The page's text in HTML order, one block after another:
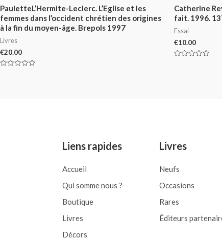
PauletteL’Hermite-Leclerc. L’Eglise et les
femmes dans l’occident chrétien des origines
à la fin du moyen-âge. Brepols 1997
Livres
€20.00
Catherine
fait. 1996.
Essai
€10.00
Liens rapides
Accueil
Qui somme nous ?
Boutique
Livres
Décors
Livres
Neufs
Occasions
Rares
Éditeurs